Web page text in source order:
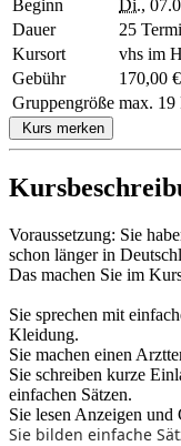
Beginn
Di.,
Dauer
25
Kursort
vhs im
Gebühr
170,00 €
Gruppengröße max. 19
Kurs merken
Voraussetzung: Sie
schon länger in
Das machen Sie im
Sie sprechen mit
Kleidung.
Sie machen einen
Sie schreiben kurze
einfachen Sätzen.
Sie lesen Anzeigen und
Sie bilden einfache